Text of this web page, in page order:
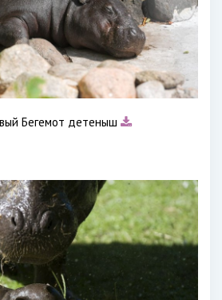
Бегемот детеныш